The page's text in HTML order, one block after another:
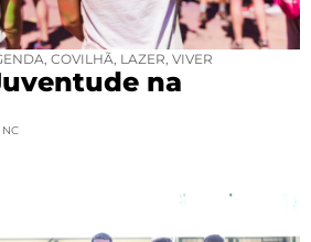
COVILHÃ LAZER VIVER
na
NC